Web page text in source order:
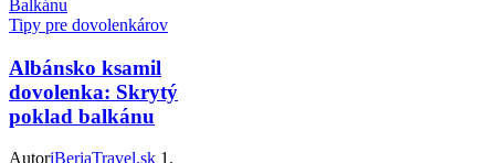
Tipy pre dovolenkárov
Albánsko ksamil
dovolenka: Skrytý
poklad balkánu
AutoriBeriaTravel.sk 1.